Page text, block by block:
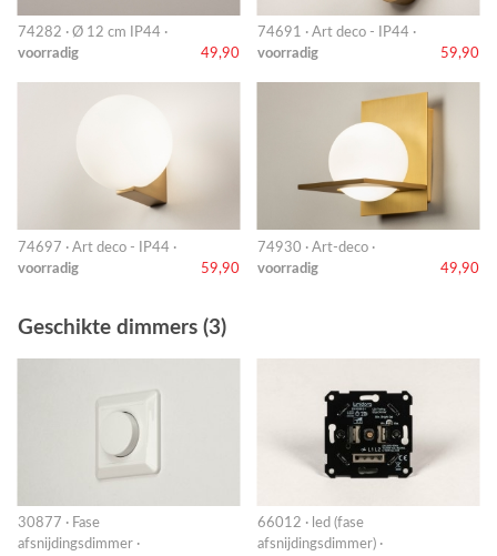
74282 · Ø 12 cm IP44 ·
voorradig
49,90
74691 · Art deco - IP44 ·
voorradig
59,90
74697 · Art deco - IP44 ·
voorradig
59,90
74930 · Art-deco ·
voorradig
49,90
Geschikte dimmers (3)
30877 · Fase
afsnijdingsdimmer ·
66012 · led (fase
afsnijdingsdimmer) ·